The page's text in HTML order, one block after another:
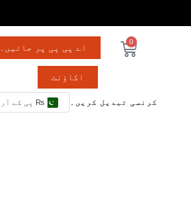
0
اے پی پی پر جائیں۔
اکاؤنٹ
کرنسی تبدیل کریں۔ ₨ پی کے آر